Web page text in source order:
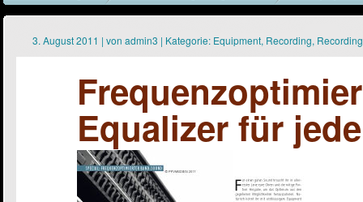
3. August 2011 | von admin3 | Kategorie: Equipment, Recording,
Equalizer für